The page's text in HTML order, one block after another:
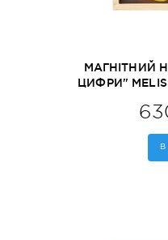
МАГНІТНИЙ
ЦИФРИ"
В